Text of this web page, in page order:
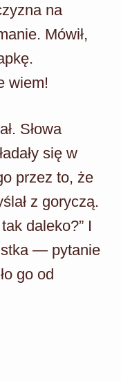
na
Mówił,
wiem!
Słowa
się w
przez to, że
z goryczą.
daleko?” I
— pytanie
go od